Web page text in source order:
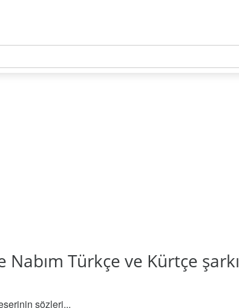
Nabım Türkçe ve Kürtçe şarkı
sözleri...